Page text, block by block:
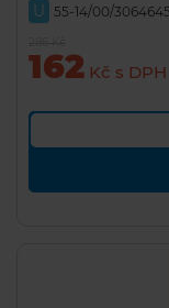
U 55-14/00/
162 Kč s DPH